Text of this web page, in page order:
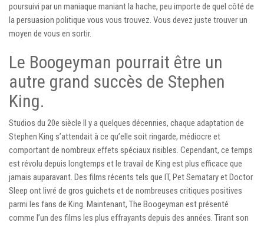
poursuivi par un maniaque maniant la hache, peu importe de quel côté de
la persuasion politique vous vous trouvez. Vous devez juste trouver un
moyen de vous en sortir.
Le Boogeyman pourrait être un
autre grand succès de Stephen
King.
Studios du 20e siècle Il y a quelques décennies, chaque adaptation de
Stephen King s’attendait à ce qu’elle soit ringarde, médiocre et
comportant de nombreux effets spéciaux risibles. Cependant, ce temps
est révolu depuis longtemps et le travail de King est plus efficace que
jamais auparavant. Des films récents tels que IT, Pet Sematary et Doctor
Sleep ont livré de gros guichets et de nombreuses critiques positives
parmi les fans de King. Maintenant, The Boogeyman est présenté
comme l’un des films les plus effrayants depuis des années. Tirant son